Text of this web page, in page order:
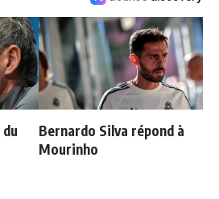
Bernardo Silva répond à
Mourinho